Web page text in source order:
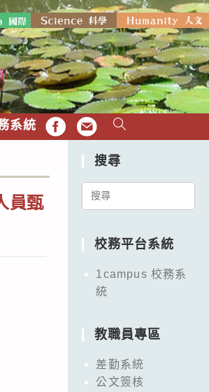
系統 FB EMAIL
員甄
搜尋
Search
校務平台系統
1campus 校務系
統
教職員專區
差勤系統
公文簽核